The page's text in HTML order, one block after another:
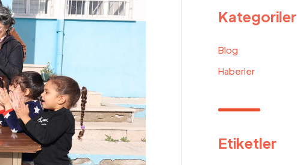
Kategoriler
Blog
Haberler
Etiketler